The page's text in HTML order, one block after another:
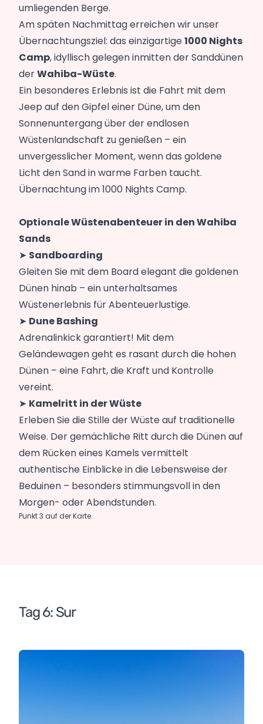
umliegenden Berge.
Am späten Nachmittag erreichen wir unser
Übernachtungsziel: das einzigartige1000 Nights
Camp, idyllisch gelegen inmitten der Sanddünen
derWahiba-Wüste.
Ein besonderes Erlebnis ist die Fahrt mit dem
Jeep auf den Gipfel einer Düne, um den
Sonnenuntergang über der endlosen
Wüstenlandschaft zu genießen – ein
unvergesslicher Moment, wenn das goldene
Licht den Sand in warme Farben taucht.
Übernachtung im 1000 Nights Camp.
Optionale Wüstenabenteuer in den Wahiba
Sands
➤ Sandboarding
Gleiten Sie mit dem Board elegant die goldenen
Dünen hinab – ein unterhaltsames
Wüstenerlebnis für Abenteuerlustige.
➤ Dune Bashing
Adrenalinkick garantiert! Mit dem
Geländewagen geht es rasant durch die hohen
Dünen – eine Fahrt, die Kraft und Kontrolle
vereint.
➤ Kamelritt in der Wüste
Erleben Sie die Stille der Wüste auf traditionelle
Weise. Der gemächliche Ritt durch die Dünen auf
dem Rücken eines Kamels vermittelt
authentische Einblicke in die Lebensweise der
Beduinen – besonders stimmungsvoll in den
Morgen- oder Abendstunden.
Punkt 3 auf der Karte.
Tag 6: Sur